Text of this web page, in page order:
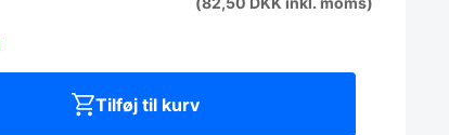
Tilføj til kurv